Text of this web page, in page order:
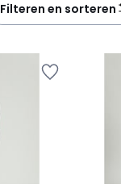
Filteren en sorteren